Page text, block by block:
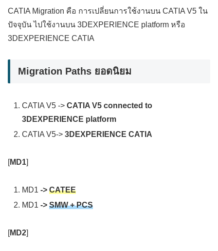
CATIA Migration คือ การเปลี่ยนการใช้งานบน CATIA V5 ใน
ปัจจุบัน ไปใช้งานบน 3DEXPERIENCE platform หรือ
3DEXPERIENCE CATIA
Migration Paths ยอดนิยม
CATIA V5 ->CATIA V5 connected to
3DEXPERIENCE platform
CATIA V5->3DEXPERIENCE CATIA
[MD1]
MD1->CATEE
MD1->SMW + PCS
[MD2]